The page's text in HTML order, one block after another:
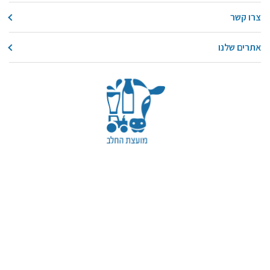
צרו קשר
אתרים שלנו